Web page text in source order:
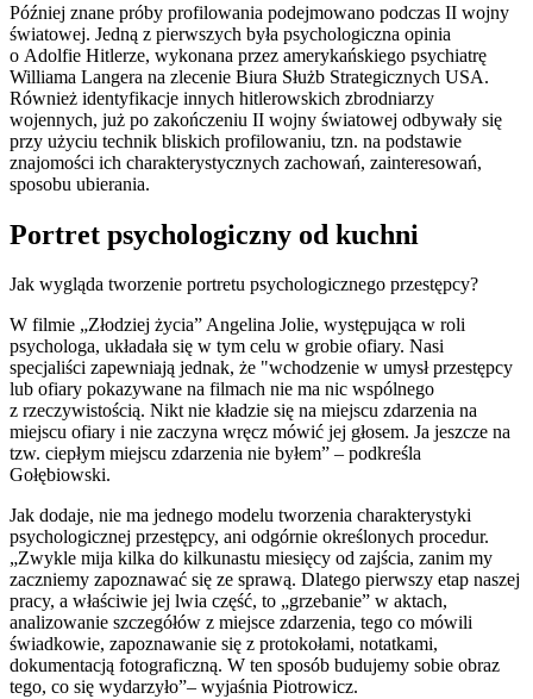
Później znane próby profilowania podejmowano podczas II wojny
światowej. Jedną z pierwszych była psychologiczna opinia
o Adolfie Hitlerze, wykonana przez amerykańskiego psychiatrę
Williama Langera na zlecenie Biura Służb Strategicznych USA.
Również identyfikacje innych hitlerowskich zbrodniarzy
wojennych, już po zakończeniu II wojny światowej odbywały się
przy użyciu technik bliskich profilowaniu, tzn. na podstawie
znajomości ich charakterystycznych zachowań, zainteresowań,
sposobu ubierania.
Portret psychologiczny od kuchni
Jak wygląda tworzenie portretu psychologicznego przestępcy?
W filmie „Złodziej życia” Angelina Jolie, występująca w roli
psychologa, układała się w tym celu w grobie ofiary. Nasi
specjaliści zapewniają jednak, że "wchodzenie w umysł przestępcy
lub ofiary pokazywane na filmach nie ma nic wspólnego
z rzeczywistością. Nikt nie kładzie się na miejscu zdarzenia na
miejscu ofiary i nie zaczyna wręcz mówić jej głosem. Ja jeszcze na
tzw. ciepłym miejscu zdarzenia nie byłem” – podkreśla
Gołębiowski.
Jak dodaje, nie ma jednego modelu tworzenia charakterystyki
psychologicznej przestępcy, ani odgórnie określonych procedur.
„Zwykle mija kilka do kilkunastu miesięcy od zajścia, zanim my
zaczniemy zapoznawać się ze sprawą. Dlatego pierwszy etap naszej
pracy, a właściwie jej lwia część, to „grzebanie” w aktach,
analizowanie szczegółów z miejsce zdarzenia, tego co mówili
świadkowie, zapoznawanie się z protokołami, notatkami,
dokumentacją fotograficzną. W ten sposób budujemy sobie obraz
tego, co się wydarzyło”– wyjaśnia Piotrowicz.